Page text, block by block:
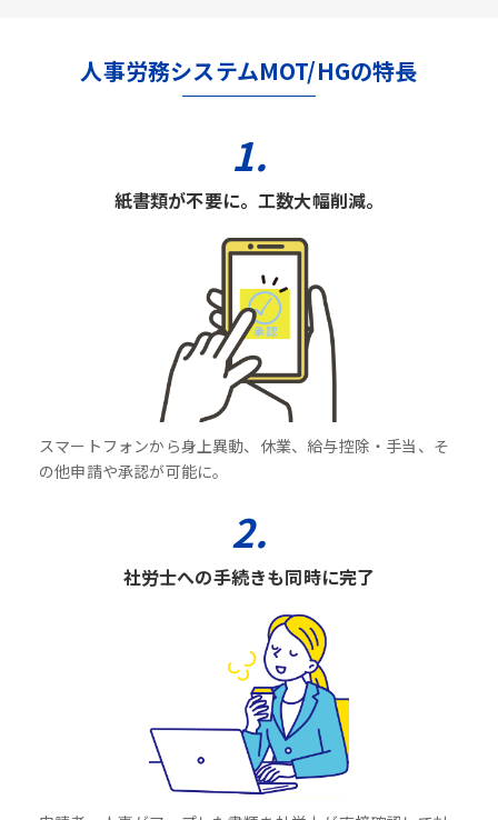
人事労務システムMOT/HGの特長
1.
紙書類が不要に。工数大幅削減。
スマートフォンから身上異動、休業、給与控除・手当、そ
の他申請や承認が可能に。
2.
社労士への手続きも同時に完了